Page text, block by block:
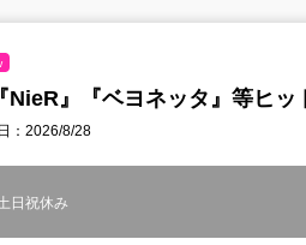
』『ベヨネッタ』等ヒッ
：2026/8/28
日祝休み